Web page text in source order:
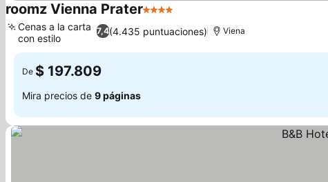
roomz Vienna Prater4 Estrellas
7,4(4.435 puntuaciones)
Cenas a la carta
con estilo
Viena
De $ 197.809
Mira precios de 9 páginas